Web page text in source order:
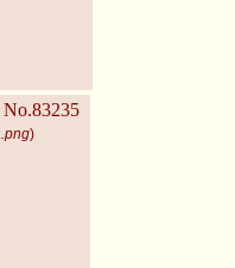
No.83235
)